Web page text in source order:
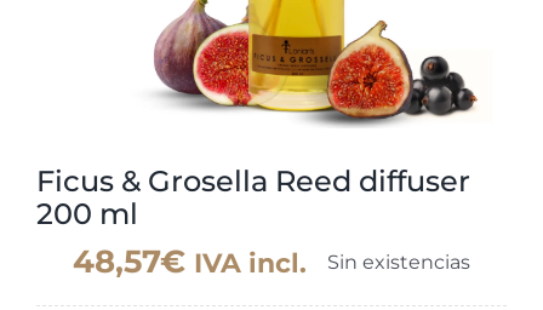
Ficus & Grosella Reed diffuser
200 ml
48,57€ IVA incl. Sin existencias